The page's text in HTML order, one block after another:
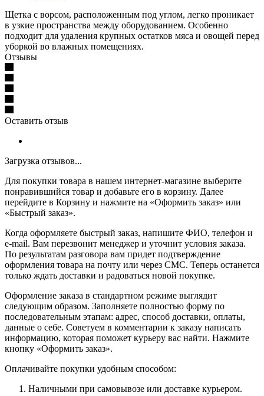
Щетка с ворсом, расположенным под углом, легко проникает
в узкие пространства между оборудованием. Особенно
подходит для удаления крупных остатков мяса и овощей перед
уборкой во влажных помещениях.
Отзывы
Оставить отзыв
Загрузка отзывов...
Для покупки товара в нашем интернет-магазине выберите
понравившийся товар и добавьте его в корзину. Далее
перейдите в Корзину и нажмите на «Оформить заказ» или
«Быстрый заказ».
Когда оформляете быстрый заказ, напишите ФИО, телефон и
e-mail. Вам перезвонит менеджер и уточнит условия заказа.
По результатам разговора вам придет подтверждение
оформления товара на почту или через СМС. Теперь останется
только ждать доставки и радоваться новой покупке.
Оформление заказа в стандартном режиме выглядит
следующим образом. Заполняете полностью форму по
последовательным этапам: адрес, способ доставки, оплаты,
данные о себе. Советуем в комментарии к заказу написать
информацию, которая поможет курьеру вас найти. Нажмите
кнопку «Оформить заказ».
Оплачивайте покупки удобным способом:
Наличными при самовывозе или доставке курьером.